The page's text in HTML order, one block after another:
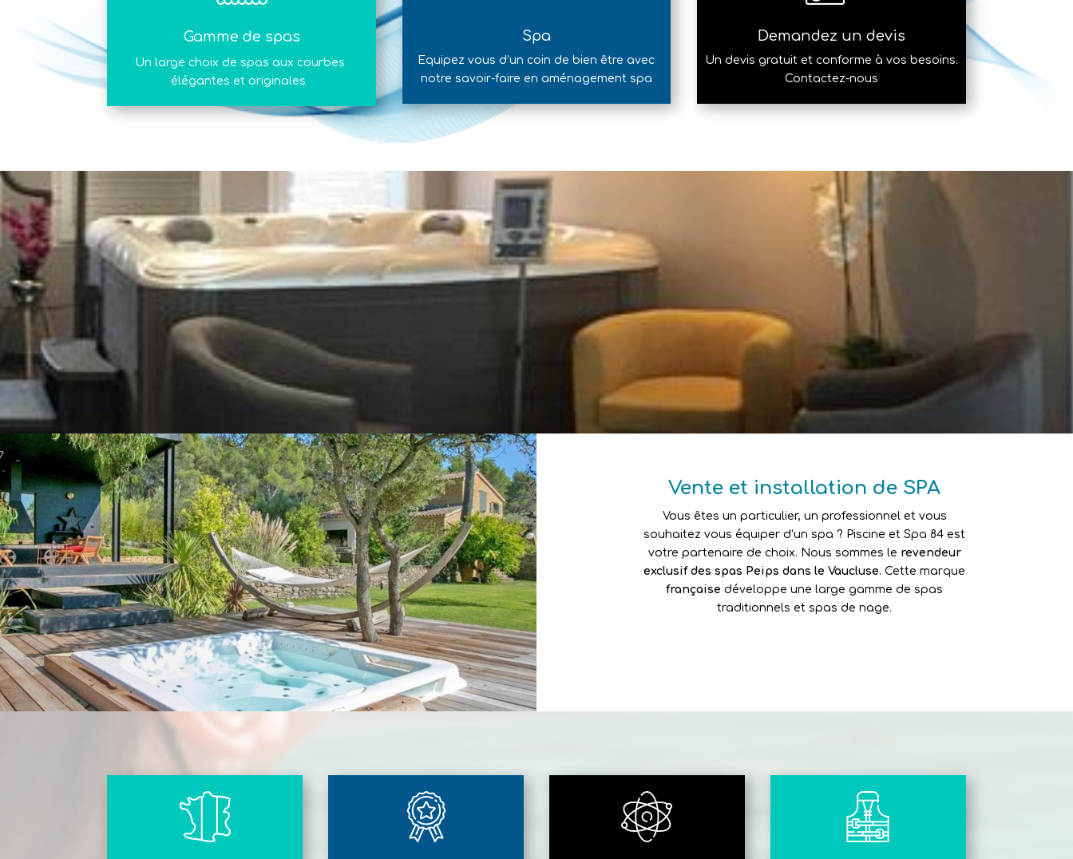
Gamme de spas
Un large choix de spas aux courbes
élégantes et originales
Spa
Equipez vous d’un coin de bien être avec
notre savoir-faire en aménagement spa
Demandez un devis
Un devis gratuit et conforme à vos besoins.
Contactez-nous
Vente et installation de SPA
Vous êtes un particulier, un professionnel et vous
souhaitez vous équiper d’un spa ? Piscine et Spa 84 est
votre partenaire de choix. Nous sommes le revendeur
exclusif des spas Peips dans le Vaucluse. Cette marque
française développe une large gamme de spas
traditionnels et spas de nage.